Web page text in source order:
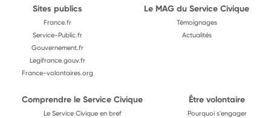
Sites publics
France.fr
Service-Public.fr
Gouvernement.fr
Legifrance.gouv.fr
France-volontaires.org
Le MAG du Service Civique
Témoignages
Actualités
Comprendre le Service Civique
Le Service Civique en bref
Être volontaire
Pourquoi s'engager